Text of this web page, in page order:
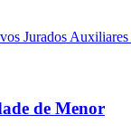
Jurados Auxiliares
de Menor